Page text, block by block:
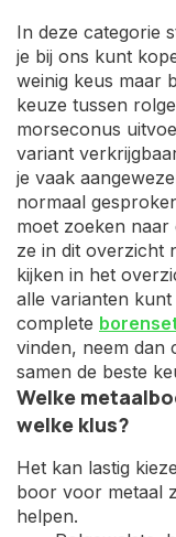
In deze categorie
je bij ons kunt
weinig keus maar
keuze tussen
morseconus
variant
je vaak
normaal
moet zoeken
ze in dit overzicht
kijken in het
alle varianten
complete
vinden, neem dan
samen de beste
Welke
welke klus?
Het kan lastig
boor voor metaal
helpen.